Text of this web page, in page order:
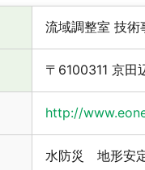
流域調整室 技術
〒6100311 京田
http://
水防災 地形安